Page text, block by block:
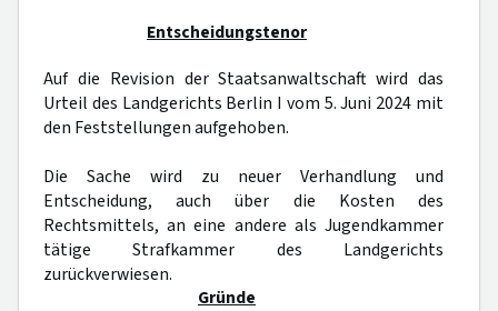
Entscheidungstenor
Auf die Revision der Staatsanwaltschaft wird das
Urteil des Landgerichts Berlin I vom 5. Juni 2024 mit
den Feststellungen aufgehoben.
Die Sache wird zu neuer Verhandlung und
Entscheidung, auch über die Kosten des
Rechtsmittels, an eine andere als Jugendkammer
tätige Strafkammer des Landgerichts
zurückverwiesen.
Gründe